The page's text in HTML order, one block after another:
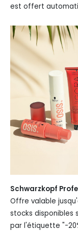
est offert
Schwarzkopf
Offre valable
stocks disponibles
par l'étiquette "-